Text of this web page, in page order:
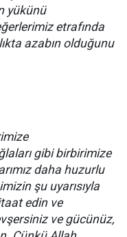
yükünü
etrafında
azabın olduğunu
gibi birbirimize
daha huzurlu
şu uyarısıyla
edin ve
ve gücünüz,